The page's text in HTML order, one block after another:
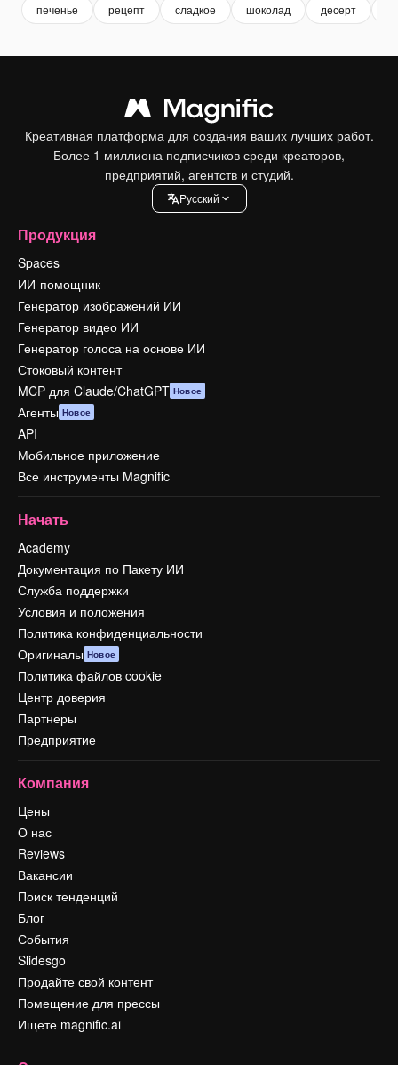
печенье рецепт сладкое шоколад десерт
Креативная платформа для создания ваших лучших работ.
Более 1 миллиона подписчиков среди креаторов,
предприятий, агентств и студий.
Pусский
Продукция
Spaces
ИИ-помощник
Генератор изображений ИИ
Генератор видео ИИ
Генератор голоса на основе ИИ
Стоковый контент
MCP для Claude/ChatGPT Новое
Агенты Новое
API
Мобильное приложение
Все инструменты Magnific
Начать
Academy
Документация по Пакету ИИ
Служба поддержки
Условия и положения
Политика конфиденциальности
Оригиналы Новое
Политика файлов cookie
Центр доверия
Партнеры
Предприятие
Компания
Цены
О нас
Reviews
Вакансии
Поиск тенденций
Блог
События
Slidesgo
Продайте свой контент
Помещение для прессы
Ищете magnific.ai